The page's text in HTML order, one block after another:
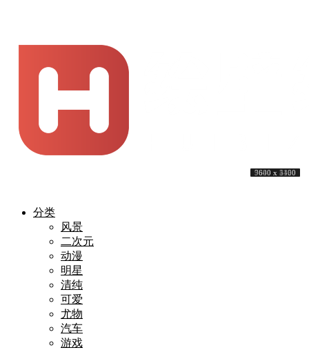
分类
风景
二次元
动漫
明星
清纯
可爱
尤物
汽车
游戏
4680 x 3120
4912 x 3264
3840 x 2160
3440 x 1440
3840 x 2160
7624 x 4381
3840 x 2160
3840 x 2160
7680 x 4320
9600 x 5400